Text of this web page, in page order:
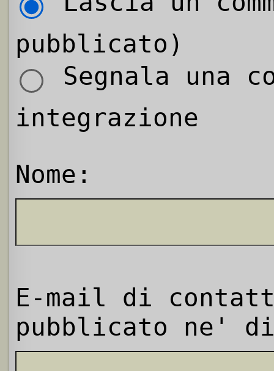
pubblicato)
Segnala una
integrazione
Nome:
E-mail di
pubblicato ne'